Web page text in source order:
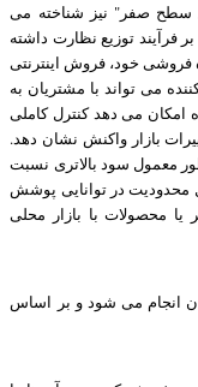
سطح صفر" نیز شناخته می
فرآیند توزیع نظارت داشته
فروشی خود، فروش اینترنتی
می تواند با مشتریان به
امکان می دهد کنترل کاملی
بازار واکنش نشان دهد.
معمول سود بالاتری نسبت
محدودیت در توانایی پوشش
محصولات با بازار محلی
انجام می شود و بر اساس